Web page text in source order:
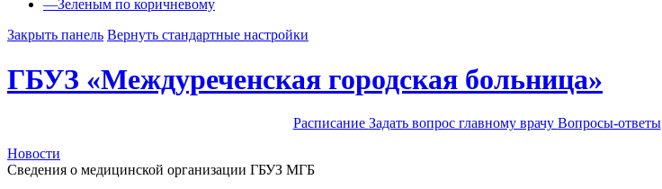
—Зеленым по коричневому
Закрыть панель Вернуть стандартные настройки
ГБУЗ «Междуреченская городская больница»
Расписание Задать вопрос главному врачу Вопросы-ответы
Новости
Сведения о медицинской организации ГБУЗ МГБ